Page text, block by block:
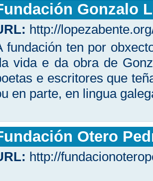
Gonzalo
http://
fundación ten por
vida e da obra de
e escritores que
en parte, en lingua
Otero
http://